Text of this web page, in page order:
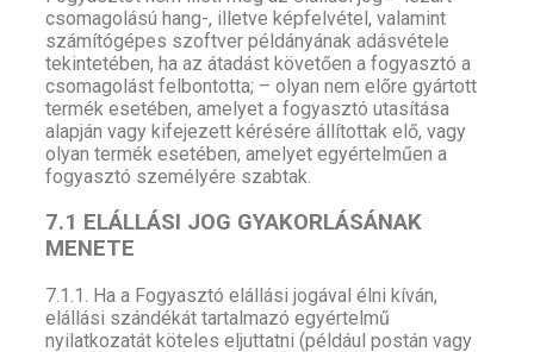
csomagolású hang-, illetve képfelvétel, valamint
számítógépes szoftver példányának adásvétele
tekintetében, ha az átadást követően a fogyasztó a
csomagolást felbontotta; – olyan nem előre gyártott
termék esetében, amelyet a fogyasztó utasítása
alapján vagy kifejezett kérésére állítottak elő, vagy
olyan termék esetében, amelyet egyértelműen a
fogyasztó személyére szabtak.
7.1 ELÁLLÁSI JOG GYAKORLÁSÁNAK
MENETE
7.1.1. Ha a Fogyasztó elállási jogával élni kíván,
elállási szándékát tartalmazó egyértelmű
nyilatkozatát köteles eljuttatni (például postán vagy